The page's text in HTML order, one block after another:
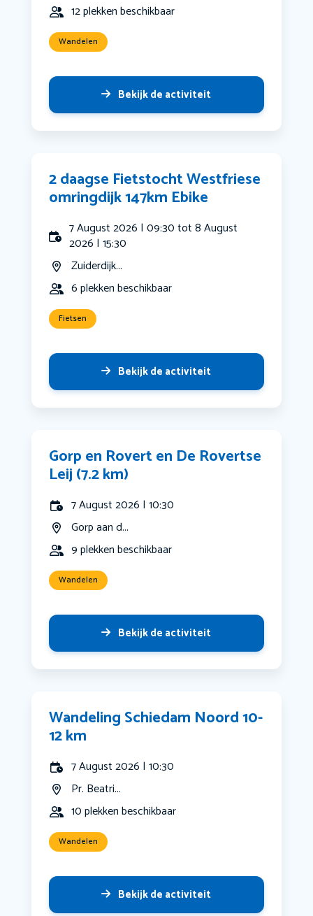
12 plekken beschikbaar
Wandelen
Bekijk de activiteit
2 daagse Fietstocht Westfriese
omringdijk 147km Ebike
7 August 2026 | 09:30 tot 8 August
2026 | 15:30
Zuiderdijk...
6 plekken beschikbaar
Fietsen
Bekijk de activiteit
Gorp en Rovert en De Rovertse
Leij (7.2 km)
7 August 2026 | 10:30
Gorp aan d...
9 plekken beschikbaar
Wandelen
Bekijk de activiteit
Wandeling Schiedam Noord 10-
12 km
7 August 2026 | 10:30
Pr. Beatri...
10 plekken beschikbaar
Wandelen
Bekijk de activiteit